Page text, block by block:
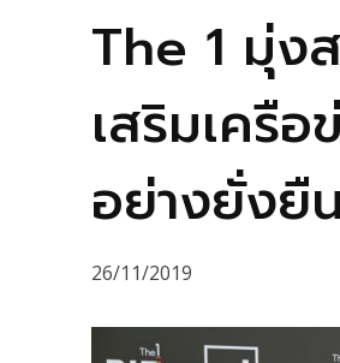
The 1 มุ่ง
เสริมเครื
อย่างยั่งยืน
26/11/2019